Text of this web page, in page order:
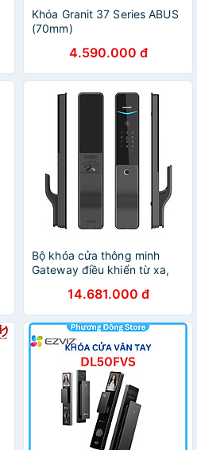
Khóa Granit 37 Series ABUS
(70mm)
4.590.000 đ
Bộ khóa cửa thông minh
Gateway điều khiển từ xa,
chìa cơ, tích hợp kèm
chuông cửa. Thương hiệu
Hà Lan cao cấp Philips
DDL801-5HBS. Hàng chính
14.681.000 đ